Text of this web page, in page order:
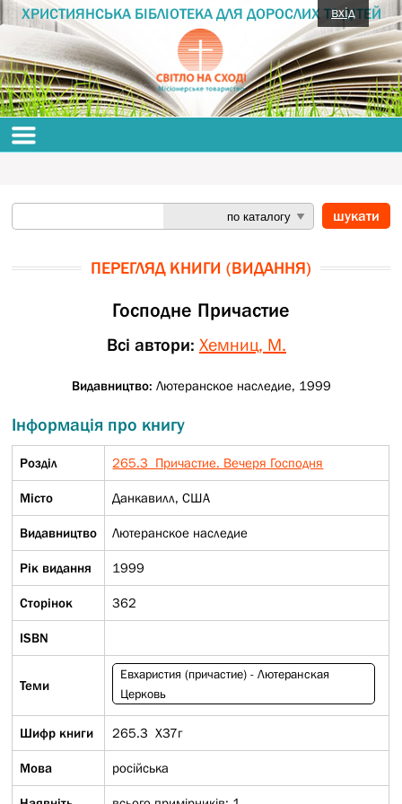
ХРИСТИЯНСЬКА БІБЛІОТЕКА ДЛЯ ДОРОСЛИХ ТА ДІТЕЙ
ПЕРЕГЛЯД КНИГИ (ВИДАННЯ)
Господне Причастие
Всі автори: Хемниц, М.
Видавництво: Лютеранское наследие, 1999
Інформація про книгу
Розділ 265.3 Причастие. Вечеря Господня
Micто Данкавилл, США
Видавництво Лютеранское наследие
Рік видання 1999
Сторінок 362
ISBN
Теми
Евхаристия (причастие) - Лютеранская
Церковь
Шифр книги 265.3 Х37г
Мова російська
вхід